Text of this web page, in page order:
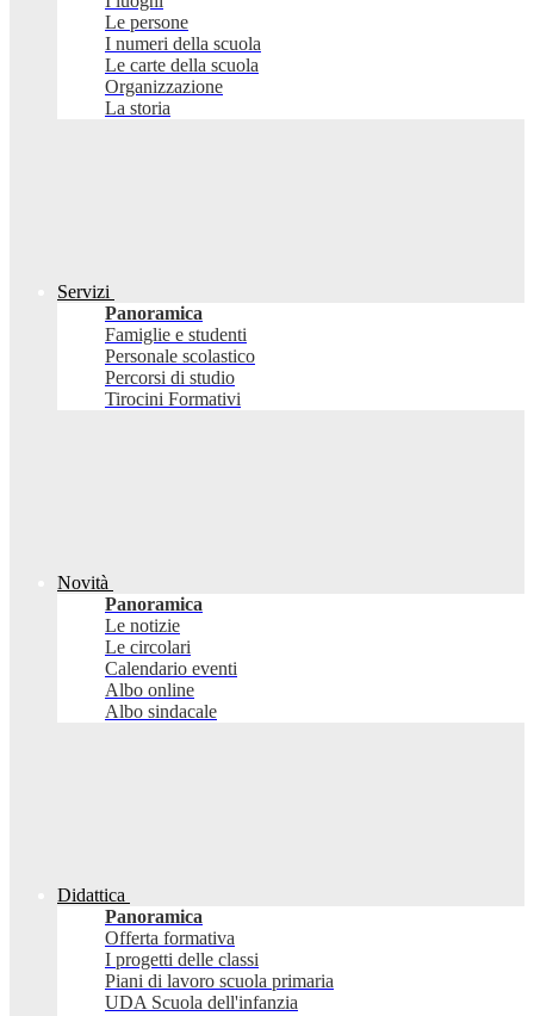
Le persone
I numeri della scuola
Le carte della scuola
Organizzazione
La storia
Servizi
Panoramica
Famiglie e studenti
Personale scolastico
Percorsi di studio
Tirocini Formativi
Novità
Panoramica
Le notizie
Le circolari
Calendario eventi
Albo online
Albo sindacale
Didattica
Panoramica
Offerta formativa
I progetti delle classi
Piani di lavoro scuola primaria
UDA Scuola dell'infanzia